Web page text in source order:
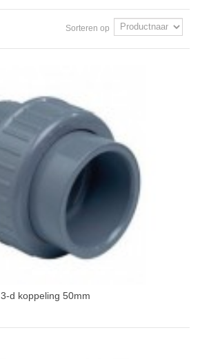
Sorteren op
3-d koppeling 50mm